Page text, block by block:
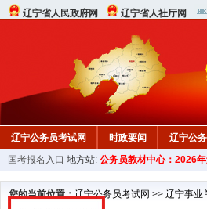
辽宁省人民政府网 辽宁省人社厅网
辽宁公务员考试网 时政要闻 辽宁公
在线咨询 教材中心
国考报名入口 地方站: 公务员教材中心：2026
您的当前位置：辽宁公务员考试网 >> 辽宁事业